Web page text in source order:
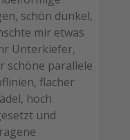
schön dunkel,
mir etwas
Unterkiefer,
schöne parallele
flacher
hoch
und